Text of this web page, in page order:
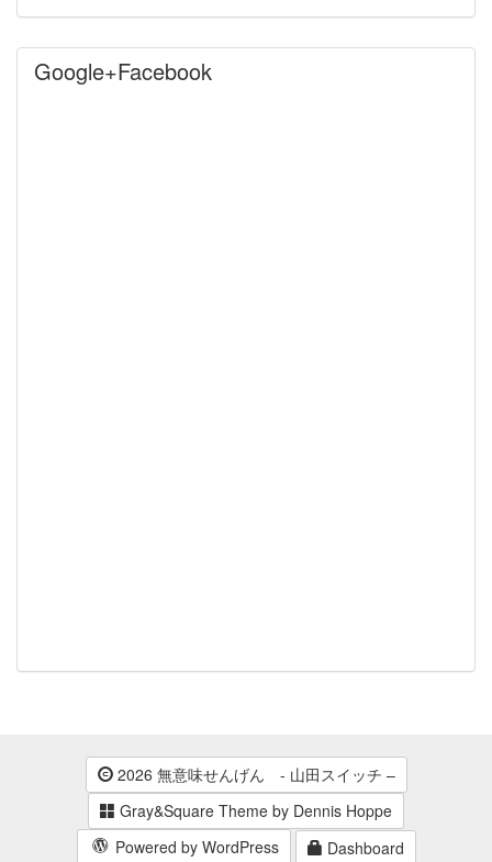
Google+Facebook
2026 無意味せんげん - 山田スイッチ –
Gray&Square Theme by Dennis Hoppe
Powered by WordPress
Dashboard